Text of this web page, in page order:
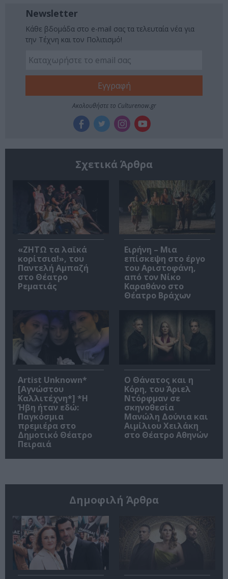
Newsletter
Κάθε βδομάδα στο e-mail σας τα τελευταία νέα για
την Τέχνη και τον Πολιτισμό!
Ακολουθήστε το Culturenow.gr
Σχετικά Άρθρα
«ΖΗΤΩ τα λαϊκά
κορίτσια!», του
Παντελή Αμπαζή
στο Θέατρο
Ρεματιάς
Ειρήνη – Μια
επίσκεψη στο έργο
του Αριστοφάνη,
από τον Νίκο
Καραθάνο στο
Θέατρο Βράχων
Artist Unknown*
[Αγνώστου
Καλλιτέχνη*] *Η
Ήβη ήταν εδώ:
Παγκόσμια
πρεμιέρα στο
Δημοτικό Θέατρο
Πειραιά
Ο Θάνατος και η
Κόρη, του Άριελ
Ντόρφμαν σε
σκηνοθεσία
Μανώλη Δούνια και
Αιμίλιου Χειλάκη
στο Θέατρο Αθηνών
Δημοφιλή Άρθρα